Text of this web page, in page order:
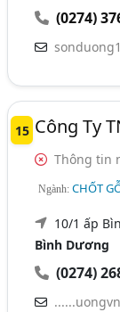
(0274)
15 Công Ty
Thông tin
Ngành:CHỐT
10/1 ấp
Bình Dương
(0274)